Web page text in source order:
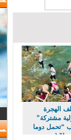
الهجرة
مشتركة”
دوما
(مصدر